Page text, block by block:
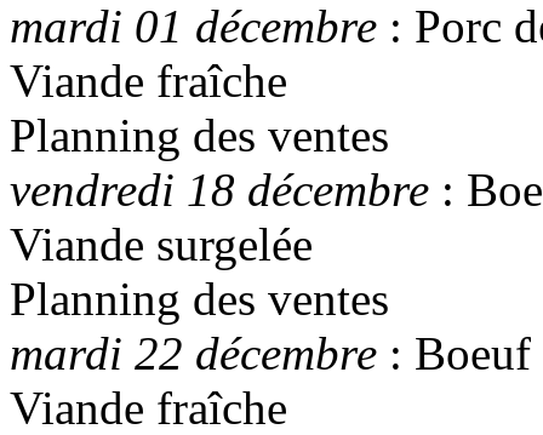
mardi 01 décembre : Porc
Viande fraîche
Planning des ventes
vendredi 18 décembre :
Viande surgelée
Planning des ventes
mardi 22 décembre :
Viande fraîche